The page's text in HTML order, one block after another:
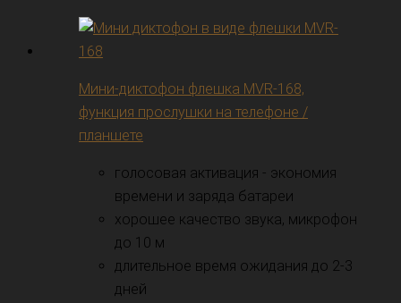
Мини-диктофон флешка MVR-168,
функция прослушки на телефоне /
планшете
голосовая активация - экономия
времени и заряда батареи
хорошее качество звука, микрофон
до 10 м
длительное время ожидания до 2-3
дней